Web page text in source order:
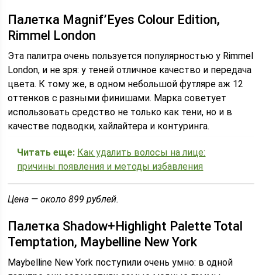
Палетка Magnif’Eyes Colour Edition,
Rimmel London
Эта палитра очень пользуется популярностью у Rimmel
London, и не зря: у теней отличное качество и передача
цвета. К тому же, в одном небольшой футляре аж 12
оттенков с разными финишами. Марка советует
использовать средство не только как тени, но и в
качестве подводки, хайлайтера и контуринга.
Читать еще: Как удалить волосы на лице:
причины появления и методы избавления
Цена — около 899 рублей.
Палетка Shadow+Highlight Palette Total
Temptation, Maybelline New York
Maybelline New York поступили очень умно: в одной